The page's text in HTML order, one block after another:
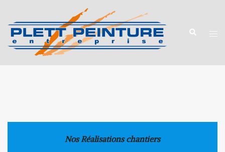
contenu
Nos Réalisations chantiers